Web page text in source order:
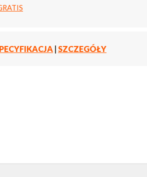
| SZCZEGÓŁY